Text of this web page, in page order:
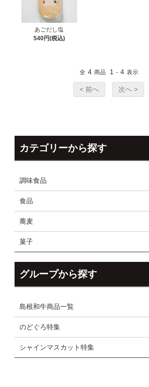
あごだし塩
540円(税込)
全 4 商品 1 - 4 表示
< 前へ 次へ >
カテゴリーから探す
調味食品
食品
蕎麦
菓子
グループから探す
島根和牛商品一覧
のどぐろ特集
シャインマスカット特集